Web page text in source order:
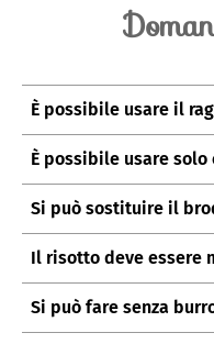
È possibile usare il
Sì, è perfetto per
più saporito.
È possibile usare solo
Certamente, il sapore
ma comunque ottimo.
Si può sostituire il
In caso di necessità
Il risotto deve essere
Sì, la consistenza
avvolgente.
Si può fare senza